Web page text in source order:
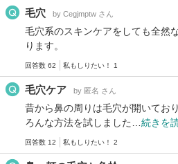
毛穴 by Cegjmptw さん
毛穴系のスキンケアをしても全然
ります。
回答数 62 私もしりたい！ 1
毛穴ケア by 匿名 さん
昔から鼻の周りは毛穴が開いてお
ろんな方法を試しました… 続きを
回答数 12 私もしりたい！ 2